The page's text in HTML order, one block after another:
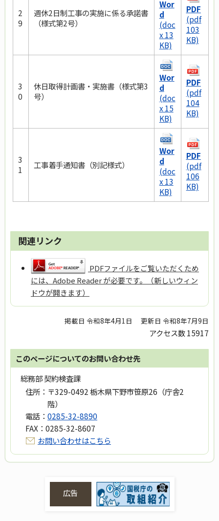
2
9
週休2日制工事の実施に係る承諾書
（様式第2号）
Wor
d
(doc
x 13
KB)
PDF
(pdf
103
KB)
3
0
休日取得計画書・実施書（様式第3
号）
Wor
d
(doc
x 15
KB)
PDF
(pdf
104
KB)
3
1
工事着手通知書（別記様式）
Wor
d
(doc
x 13
KB)
PDF
(pdf
106
KB)
関連リンク
PDFファイルをご覧いただくため
には、Adobe Reader が必要です。（新しいウィン
ドウが開きます）
掲載日 令和8年4月1日 更新日 令和8年7月9日
アクセス数15917
このページについてのお問い合わせ先
総務部 契約検査課
住所： 〒329-0492 栃木県下野市笹原26（庁舎2
階）
電話： 0285-32-8890
FAX： 0285-32-8607
お問い合わせはこちら
広告